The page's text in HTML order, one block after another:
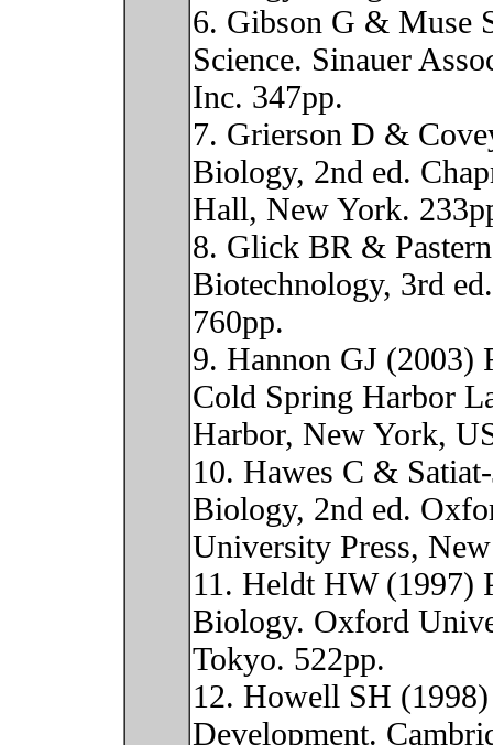
6. Gibson G & Muse
Science. Sinauer
Inc. 347pp.
7. Grierson D &
Biology, 2nd ed.
Hall, New York.
8. Glick BR &
Biotechnology, 3rd
760pp.
9. Hannon GJ (2003)
Cold Spring Harbor
Harbor, New York,
10. Hawes C &
Biology, 2nd ed.
University Press,
11. Heldt HW (1997)
Biology. Oxford
Tokyo. 522pp.
12. Howell SH
Development.